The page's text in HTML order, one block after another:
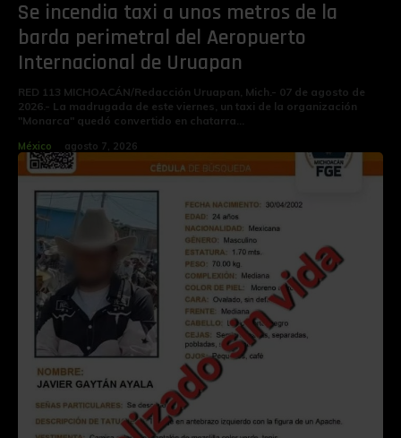
Se incendia taxi a unos metros de la
barda perimetral del Aeropuerto
Internacional de Uruapan
RED 113 MICHOACÁN/Redacción Uruapan, Mich.- 07 de agosto de
2026.- La madrugada de este viernes, un taxi de la organización
"Monarca" quedó convertido en chatarra...
México agosto 7, 2026